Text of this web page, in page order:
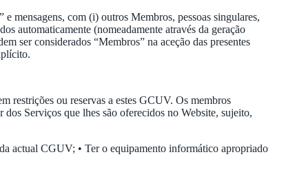
mensagens, com (i) outros Membros, pessoas singulares,
automaticamente (nomeadamente através da geração
ser considerados “Membros” na aceção das presentes
restrições ou reservas a estes GCUV. Os membros
Serviços que lhes são oferecidos no Website, sujeito,
actual CGUV; • Ter o equipamento informático apropriado